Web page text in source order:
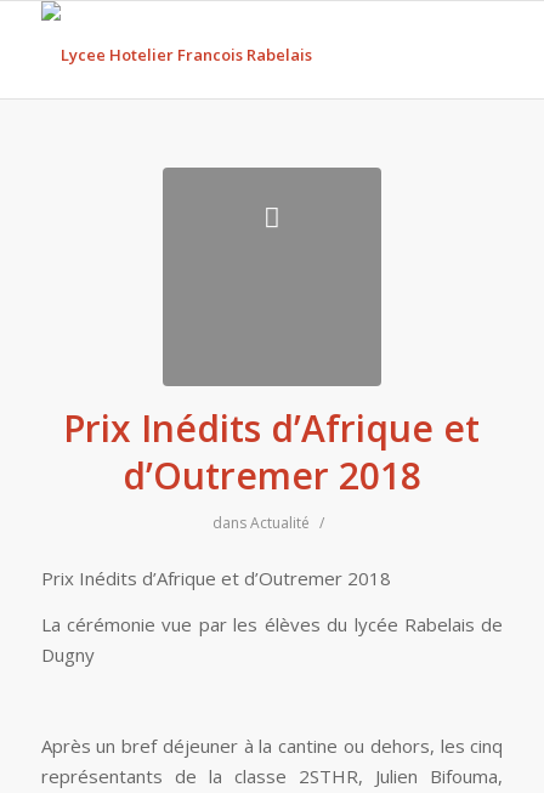
Prix Inédits d’Afrique et
d’Outremer 2018
dansActualité /
Prix Inédits d’Afrique et d’Outremer 2018
La cérémonie vue par les élèves du lycée Rabelais de
Dugny
Après un bref déjeuner à la cantine ou dehors, les cinq
représentants de la classe 2STHR, Julien Bifouma,